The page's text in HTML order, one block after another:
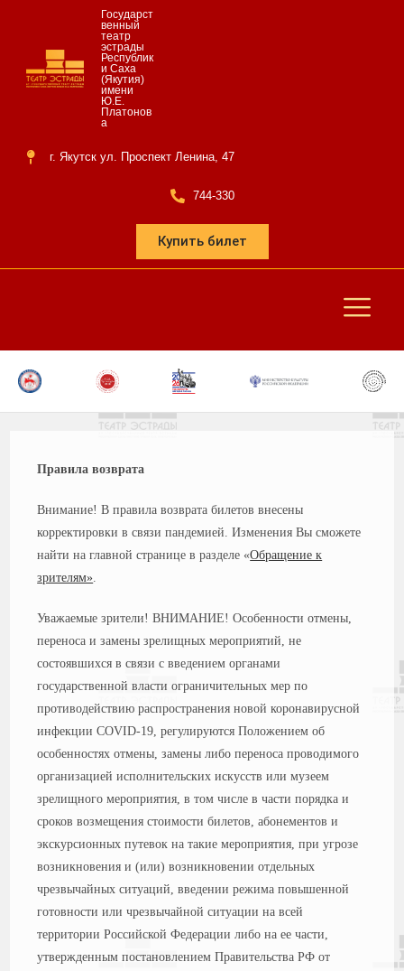
Государст
венный
театр
эстрады
Республик
и Саха
(Якутия)
имени
Ю.Е.
Платонов
а
г. Якутск ул. Проспект Ленина, 47
744-330
Купить билет
Правила возврата
Внимание! В правила возврата билетов внесены
корректировки в связи пандемией. Изменения Вы сможете
найти на главной странице в разделе «Обращение к
зрителям»
Уважаемые зрители! ВНИМАНИЕ! Особенности отмены,
переноса и замены зрелищных мероприятий, не
состоявшихся в связи с введением органами
государственной власти ограничительных мер по
противодействию распространения новой коронавирусной
инфекции COVID-19, регулируются Положением об
особенностях отмены, замены либо переноса проводимого
организацией исполнительских искусств или музеем
зрелищного мероприятия, в том числе в части порядка и
сроков возмещения стоимости билетов, абонементов и
экскурсионных путевок на такие мероприятия, при угрозе
возникновения и (или) возникновении отдельных
чрезвычайных ситуаций, введении режима повышенной
готовности или чрезвычайной ситуации на всей
территории Российской Федерации либо на ее части,
утвержденным постановлением Правительства РФ от